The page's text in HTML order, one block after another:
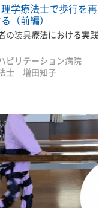
学療法士で歩行を再
（前編）
の装具療法における実践
ビリテーション病院
士 増田知子